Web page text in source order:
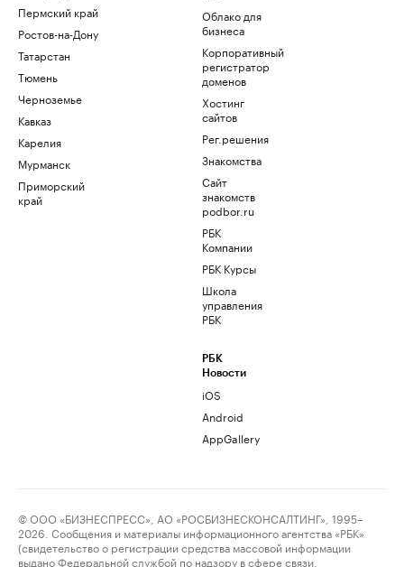
Пермский край
Ростов-на-Дону
Татарстан
Тюмень
Черноземье
Кавказ
Карелия
Мурманск
Приморский
край
Облако для
бизнеса
Корпоративный
регистратор
доменов
Хостинг
сайтов
Рег.решения
Знакомства
Сайт
знакомств
podbor.ru
РБК
Компании
РБК Курсы
Школа
управления
РБК
РБК
Новости
iOS
Android
AppGallery
© ООО «БИЗНЕСПРЕСС», АО «РОСБИЗНЕСКОНСАЛТИНГ», 1995–
2026. Сообщения и материалы информационного агентства «РБК»
(свидетельство о регистрации средства массовой информации
выдано Федеральной службой по надзору в сфере связи,